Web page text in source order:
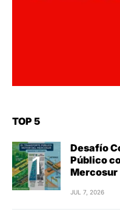
TOP 5
Desafío
Público
Mercosur
JUL 7, 2026